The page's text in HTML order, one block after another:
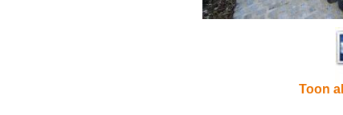
Toon